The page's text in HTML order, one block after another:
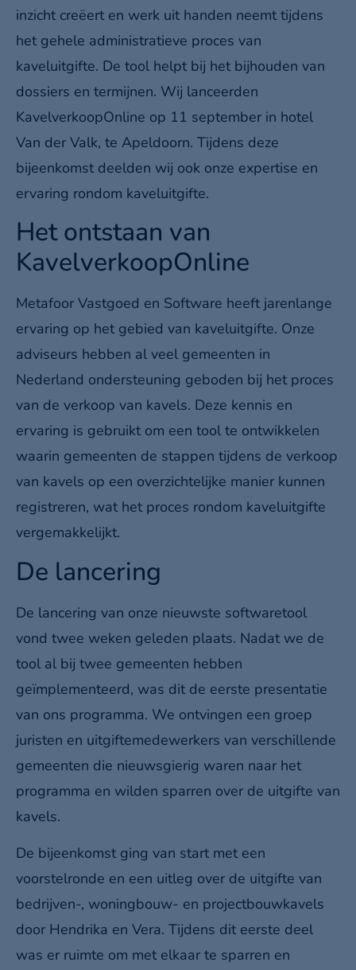
inzicht creëert en werk uit handen neemt tijdens
het gehele administratieve proces van
kaveluitgifte. De tool helpt bij het bijhouden van
dossiers en termijnen. Wij lanceerden
KavelverkoopOnline op 11 september in hotel
Van der Valk, te Apeldoorn. Tijdens deze
bijeenkomst deelden wij ook onze expertise en
ervaring rondom kaveluitgifte.
Het ontstaan van
KavelverkoopOnline
Metafoor Vastgoed en Software heeft jarenlange
ervaring op het gebied van kaveluitgifte. Onze
adviseurs hebben al veel gemeenten in
Nederland ondersteuning geboden bij het proces
van de verkoop van kavels. Deze kennis en
ervaring is gebruikt om een tool te ontwikkelen
waarin gemeenten de stappen tijdens de verkoop
van kavels op een overzichtelijke manier kunnen
registreren, wat het proces rondom kaveluitgifte
vergemakkelijkt.
De lancering
De lancering van onze nieuwste softwaretool
vond twee weken geleden plaats. Nadat we de
tool al bij twee gemeenten hebben
geïmplementeerd, was dit de eerste presentatie
van ons programma. We ontvingen een groep
juristen en uitgiftemedewerkers van verschillende
gemeenten die nieuwsgierig waren naar het
programma en wilden sparren over de uitgifte van
kavels.
De bijeenkomst ging van start met een
voorstelronde en een uitleg over de uitgifte van
bedrijven-, woningbouw- en projectbouwkavels
door Hendrika en Vera. Tijdens dit eerste deel
was er ruimte om met elkaar te sparren en